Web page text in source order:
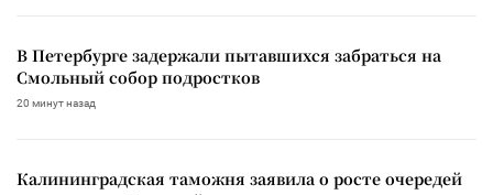
В Петербурге задержали пытавшихся забраться на
Смольный собор подростков
20 минут назад
Калининградская таможня заявила о росте очередей